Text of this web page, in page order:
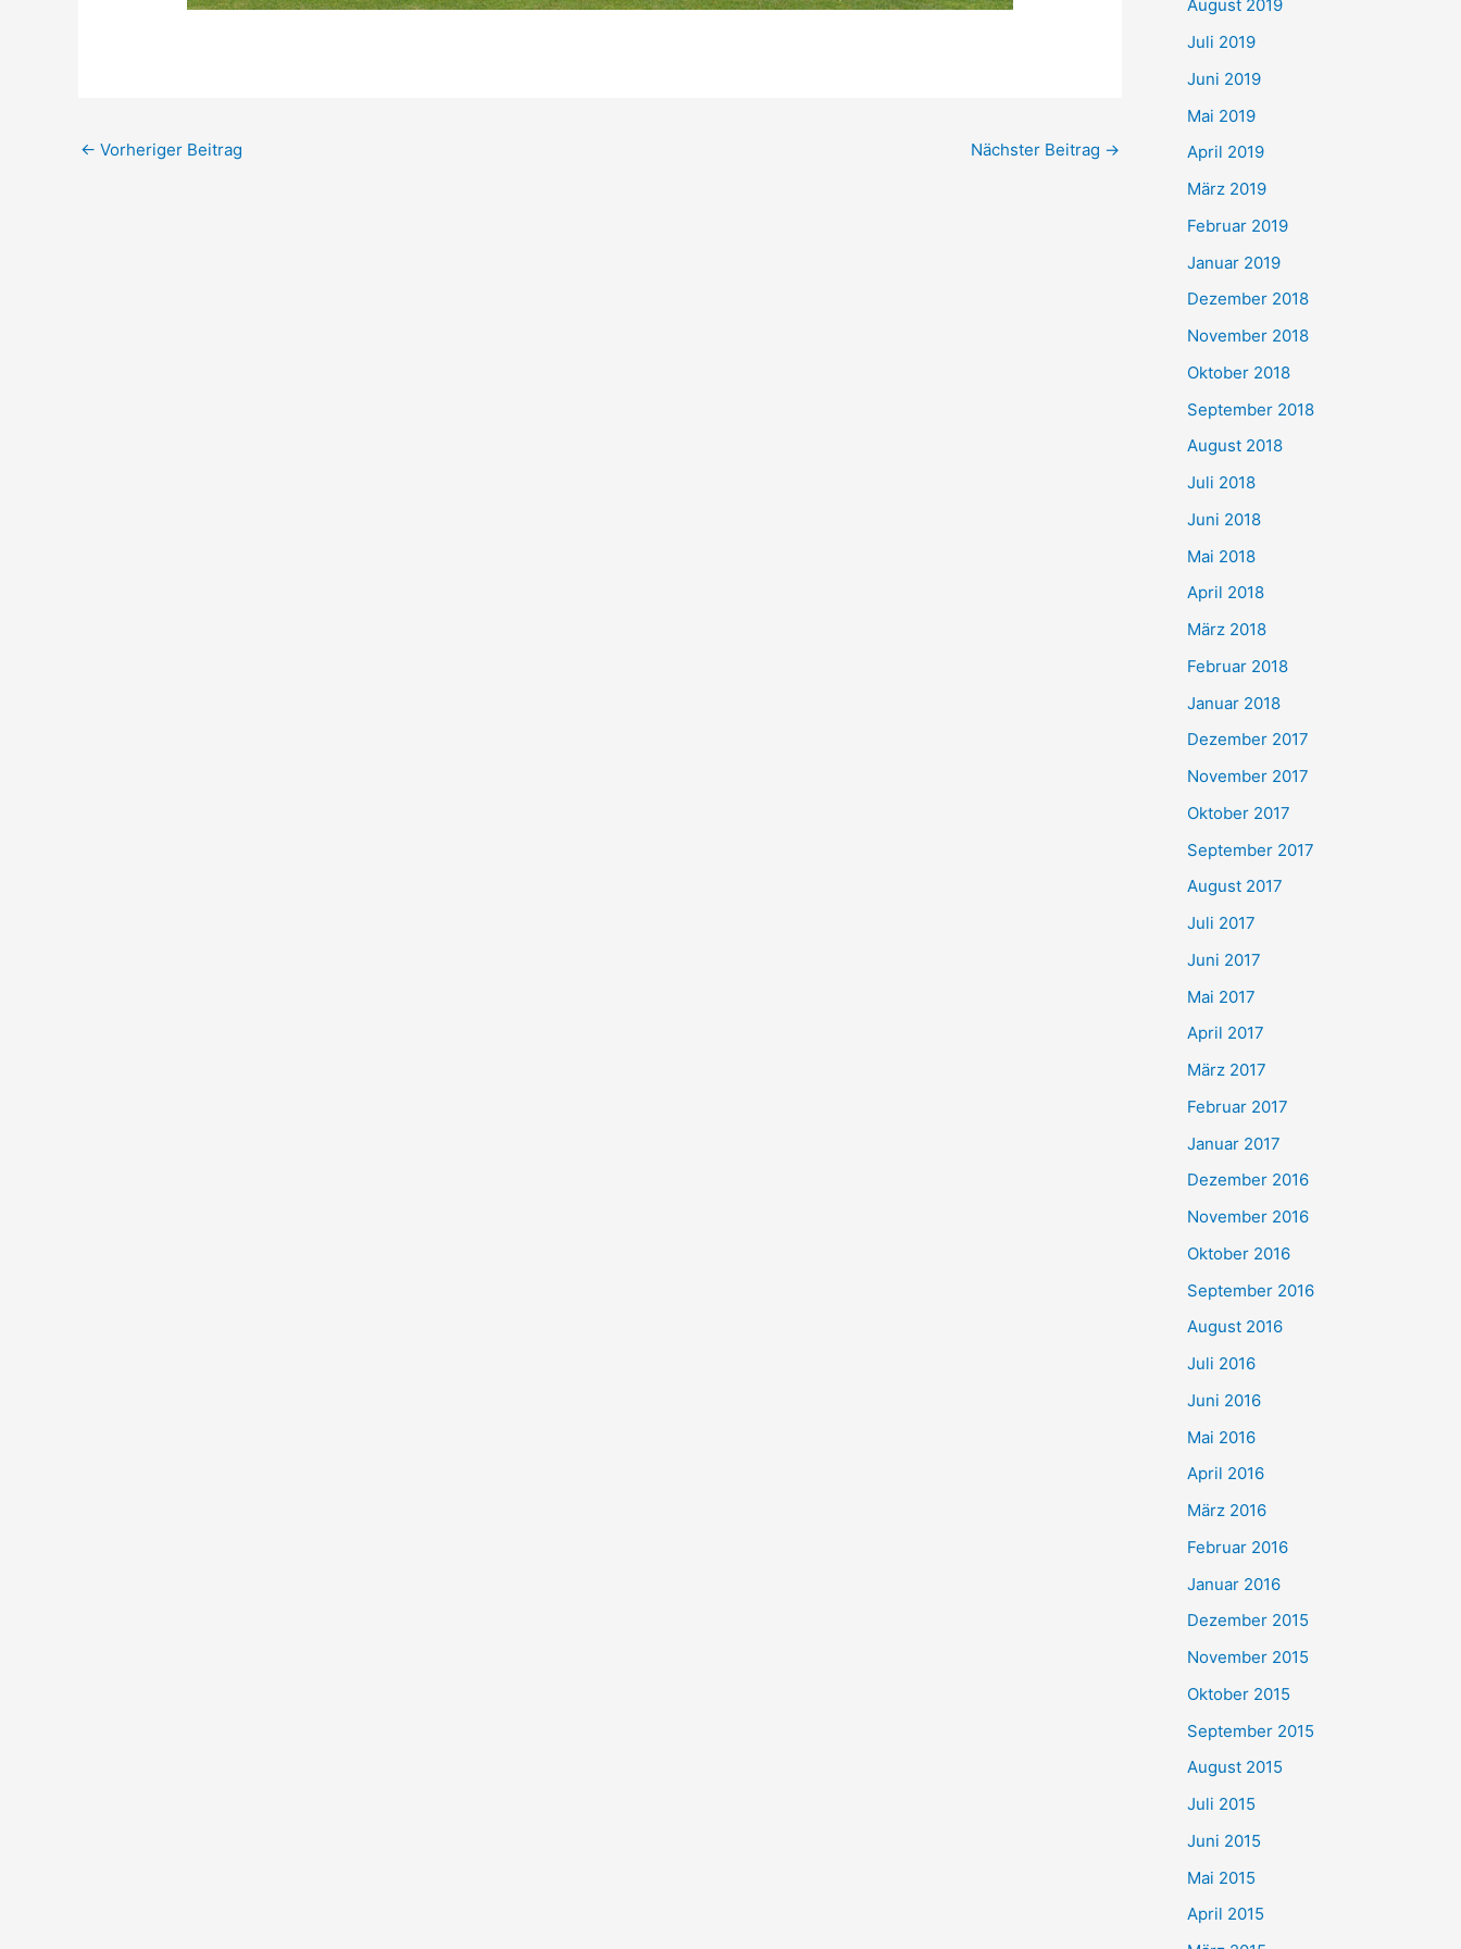
← Vorheriger Beitrag Nächster Beitrag →
August 2019
Juli 2019
Juni 2019
Mai 2019
April 2019
März 2019
Februar 2019
Januar 2019
Dezember 2018
November 2018
Oktober 2018
September 2018
August 2018
Juli 2018
Juni 2018
Mai 2018
April 2018
März 2018
Februar 2018
Januar 2018
Dezember 2017
November 2017
Oktober 2017
September 2017
August 2017
Juli 2017
Juni 2017
Mai 2017
April 2017
März 2017
Februar 2017
Januar 2017
Dezember 2016
November 2016
Oktober 2016
September 2016
August 2016
Juli 2016
Juni 2016
Mai 2016
April 2016
März 2016
Februar 2016
Januar 2016
Dezember 2015
November 2015
Oktober 2015
September 2015
August 2015
Juli 2015
Juni 2015
Mai 2015
April 2015